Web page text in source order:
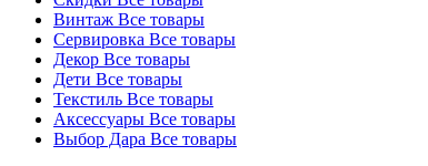
Винтаж Все товары
Сервировка Все товары
Декор Все товары
Дети Все товары
Текстиль Все товары
Аксессуары Все товары
Выбор Дара Все товары